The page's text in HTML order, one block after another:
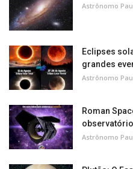
Astrônomo
Eclipses
grandes
Astrônomo
Roman
Astrônomo